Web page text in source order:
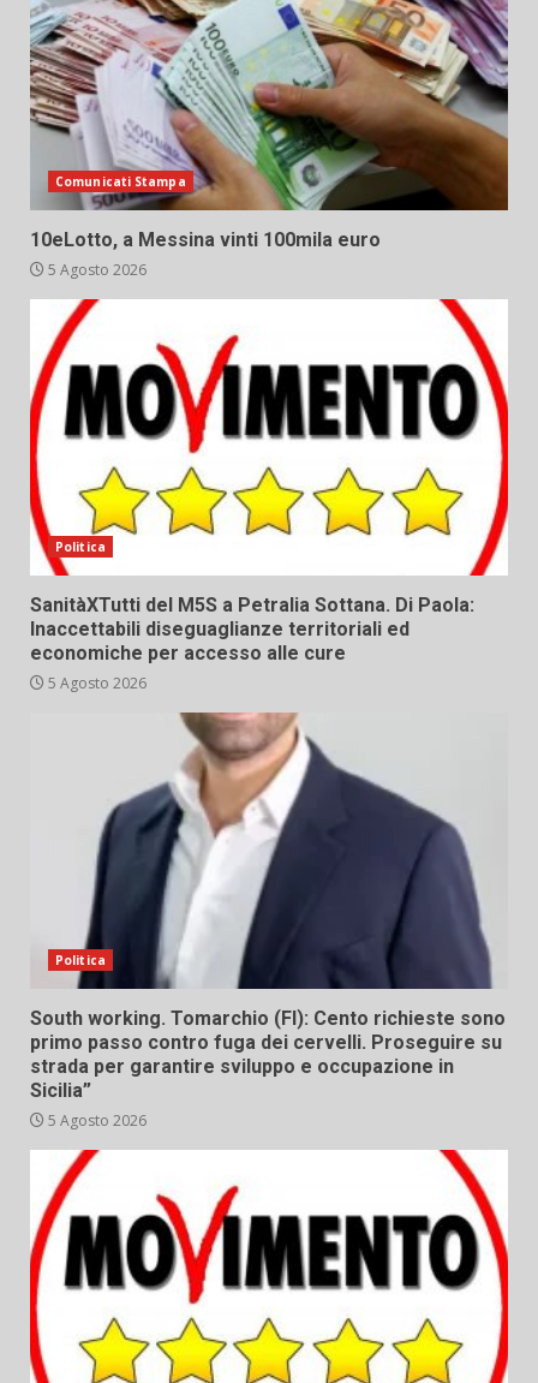
Comunicati Stampa
10eLotto, a Messina vinti 100mila euro
5 Agosto 2026
Politica
SanitàXTutti del M5S a Petralia Sottana. Di Paola:
Inaccettabili diseguaglianze territoriali ed
economiche per accesso alle cure
5 Agosto 2026
Politica
South working. Tomarchio (FI): Cento richieste sono
primo passo contro fuga dei cervelli. Proseguire su
strada per garantire sviluppo e occupazione in
Sicilia”
5 Agosto 2026